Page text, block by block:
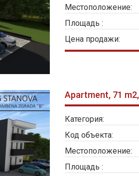
Местоположение:
Площадь :
Цена продажи:
Apartment, 71
Категория:
Код объекта:
Местоположение:
Площадь :